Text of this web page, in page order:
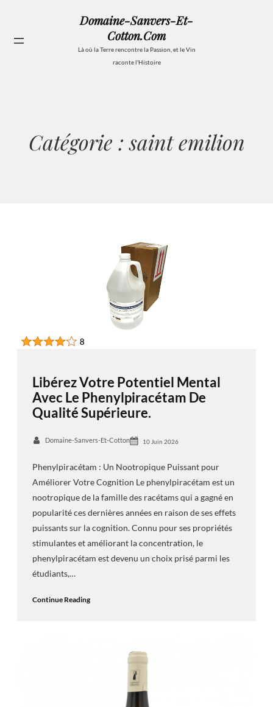
contenu
Domaine-Sanvers-Et-
Cotton.com
Là où la Terre rencontre la Passion, et le Vin
raconte l'Histoire
Catégorie :saint emilion
Libérez Votre Potentiel Mental
Avec Le Phenylpiracétam De
Qualité Supérieure.
Domaine-Sanvers-Et-Cotton 10 Juin 2026
Phenylpiracétam : Un Nootropique Puissant pour
Améliorer Votre Cognition Le phenylpiracétam est un
nootropique de la famille des racétams qui a gagné en
popularité ces dernières années en raison de ses effets
puissants sur la cognition. Connu pour ses propriétés
stimulantes et améliorant la concentration, le
phenylpiracétam est devenu un choix prisé parmi les
étudiants,…
Continue Reading